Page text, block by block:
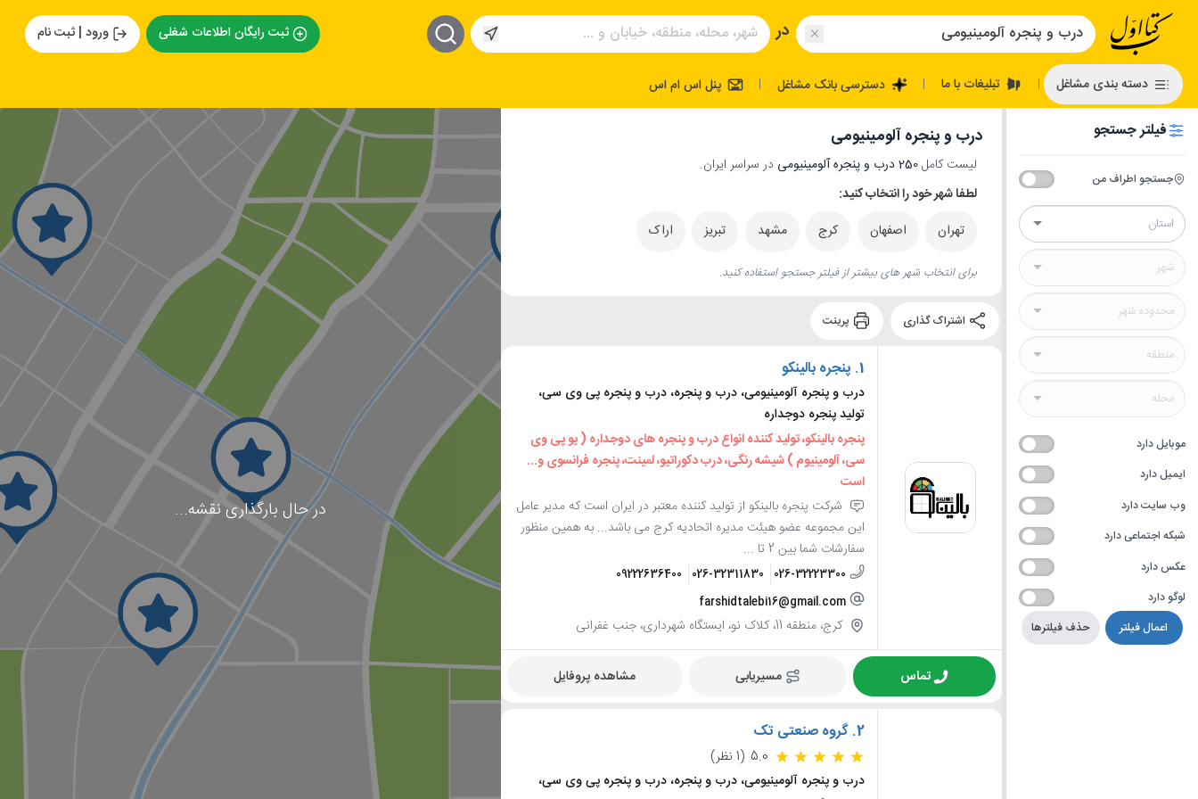
در ثبت رایگان اطلاعات شغلی ورود | ثبت نام
دسته بندی مشاغل | تبلیغات با ما | دسترسی بانک مشاغل | پنل اس ام اس
فیلتر جستجو
جستجو اطراف من
موبایل دارد
ایمیل دارد
وب سایت دارد
شبکه اجتماعی دارد
عکس دارد
لوگو دارد
حذف فیلترها
اعمال فیلتر
درب و پنجره آلومینیومی
لیست کامل250 درب و پنجره آلومینیومی
در سراسر ایران.
لطفا شهر خود را انتخاب کنید:
تهران
اصفهان کرج مشهد تبریز اراک
برای انتخاب شهر های بیشتر از فیلتر جستجو استفاده کنید.
1. پنجره بالینکو
درب و پنجره آلومینیومی، درب و پنجره، درب و پنجره پی وی سی،
تولید پنجره دوجداره
پنجره بالینکو، تولید کننده انواع درب و پنجره های دوجداره ( یو پی وی
سی، آلومینیوم ) شیشه رنگی، درب دکوراتیو، لمینت، پنجره فرانسوی و...
است
شرکت پنجره بالینکو از تولید کننده معتبر در ایران است که مدیر عامل
این مجموعه عضو هیئت مدیره اتحادیه کرج می باشد... به همین منظور
سفارشات شما بین 2 تا ...
026-32223300
026-32311830
09222636400
farshidtalebi16@gmail.com
کرج، منطقه 11، کلاک نو، ایستگاه شهرداری، جنب غفرانی
تماس مسیریابی مشاهده پروفایل
2. گروه صنعتی تک
5.0 (1 نظر)
درب و پنجره آلومینیومی، درب و پنجره، درب و پنجره پی وی سی،
در حال بارگذاری نقشه...